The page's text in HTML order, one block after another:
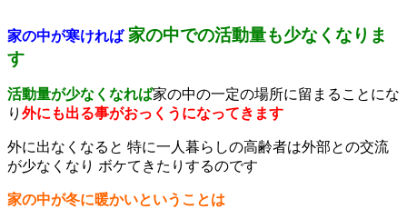
家の中が寒ければ家の中での活動量も少なくなりま
す
活動量が少なくなれば家の中の一定の場所に留まることにな
り 外にも出る事がおっくうになってきます
外に出なくなると 特に一人暮らしの高齢者は外部との交流
が少なくなり ボケてきたりするのです
家の中が冬に暖かいということは